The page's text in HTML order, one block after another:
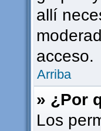
allí
acceso.
Arriba
» ¿Por
Los